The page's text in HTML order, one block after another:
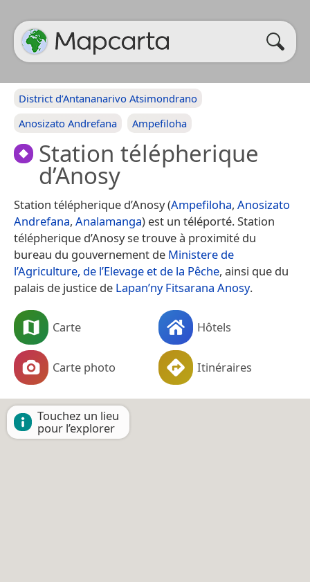
District d’Antananarivo Atsimondrano
Anosizato Andrefana
Ampefiloha
Station télépherique
d’Anosy
Station télépherique d’Anosy (Ampefiloha, Anosizato
Andrefana, Analamanga) est un téléporté. Station
télépherique d’Anosy se trouve à proximité du
bureau du gouvernement de Ministere de
l’Agriculture, de l’Elevage et de la Pêche, ainsi que du
palais de justice de Lapan’ny Fitsarana Anosy.
Carte Hôtels
Carte photo Itinéraires
Touchez un lieu
pour l’explorer